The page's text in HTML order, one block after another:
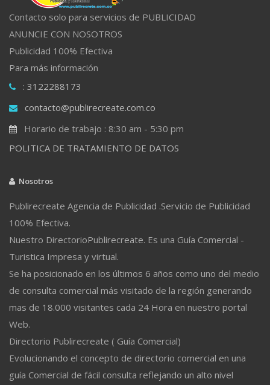
Contacto solo para servicios de PUBLICIDAD
ANUNCIE CON NOSOTROS
Publicidad 100% Efectiva
Para más información
: 3122288173
contacto@publirecreate.com.co
Horario de trabajo : 8:30 am - 5:30 pm
POLITICA DE TRATAMIENTO DE DATOS
Nosotros
Publirecreate Agencia de Publicidad .Servicio de Publicidad
100% Efectiva.
Nuestro DirectorioPublirecreate. Es una Guía Comercial -
Turistica Impresa y virtual.
Se ha posicionado en los últimos 6 años como uno del medio
de consulta comercial más visitado de la región generando
mas de 18.000 visitantes cada 24 Hora en nuestro portal
Web.
Directorio Publirecreate ( Guía Comercial)
Evolucionando el concepto de directorio comercial en una
guía Comercial de fácil consulta reflejando un alto nivel